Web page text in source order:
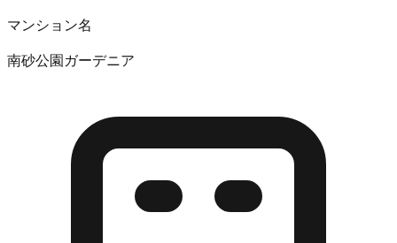
マンション名
南砂公園ガーデニア